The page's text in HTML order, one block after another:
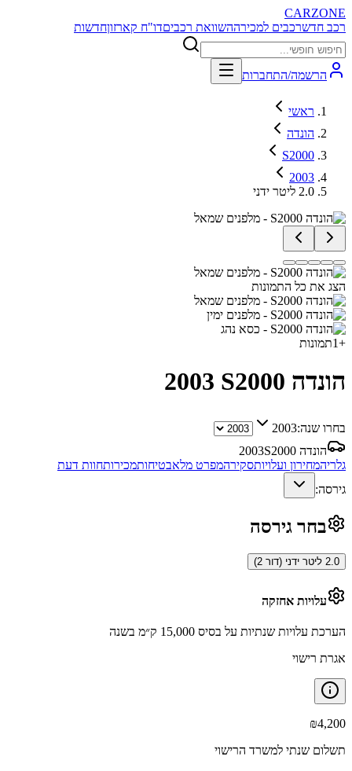
CARZONE
רכב חדשרכבים למכירההשוואת רכביםדו"ח קארזוןחדשות
הרשמה/התחברות
ראשי
הונדה
S2000
2003
2.0 ליטר ידני
הצג את כל התמונות
+
1תמונות
הונדה S2000 2003
בחרו שנה:2003
הונדה S2000
2003
גלריהמחירון ועלויותסקירהמפרט מלאבטיחותמכירותחוות דעת
גירסה:
בחר גירסה
2.0 ליטר ידני (דור 2)
עלויות אחזקה
הערכת עלויות שנתיות על בסיס 15,000 ק״מ בשנה
אגרת רישוי
₪4,200
תשלום שנתי למשרד הרישוי